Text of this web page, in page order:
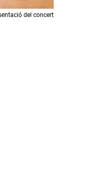
del concert